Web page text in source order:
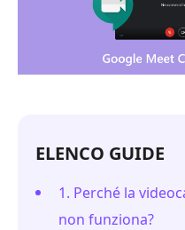
ELENCO GUIDE
1. Perché la
non funziona?